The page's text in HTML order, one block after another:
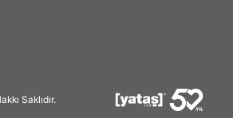
Saklıdır.